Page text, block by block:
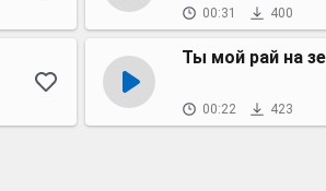
00:31 400
Ты мой рай на
00:22 423